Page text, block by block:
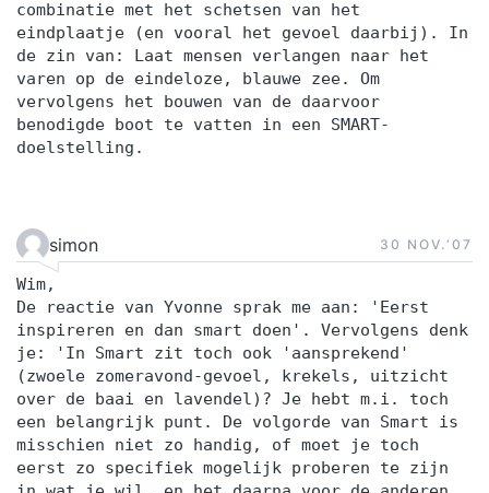
combinatie met het schetsen van het
eindplaatje (en vooral het gevoel daarbij). In
de zin van: Laat mensen verlangen naar het
varen op de eindeloze, blauwe zee. Om
vervolgens het bouwen van de daarvoor
benodigde boot te vatten in een SMART-
doelstelling.
simon 30 NOV.‘07
Wim,
De reactie van Yvonne sprak me aan: 'Eerst
inspireren en dan smart doen'. Vervolgens denk
je: 'In Smart zit toch ook 'aansprekend'
(zwoele zomeravond-gevoel, krekels, uitzicht
over de baai en lavendel)? Je hebt m.i. toch
een belangrijk punt. De volgorde van Smart is
misschien niet zo handig, of moet je toch
eerst zo specifiek mogelijk proberen te zijn